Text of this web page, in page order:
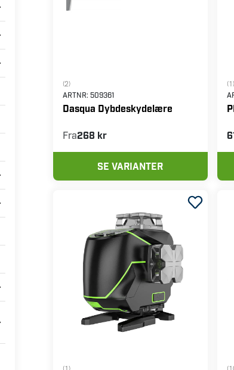
(2)
ARTNR: 509361
Dasqua Dybdeskydelære
Fra268 kr
SE VARIANTER
(1)